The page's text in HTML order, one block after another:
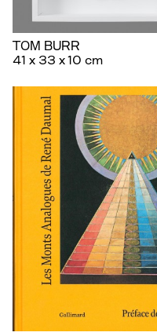
TOM BURR
41 x 33 x 10 cm